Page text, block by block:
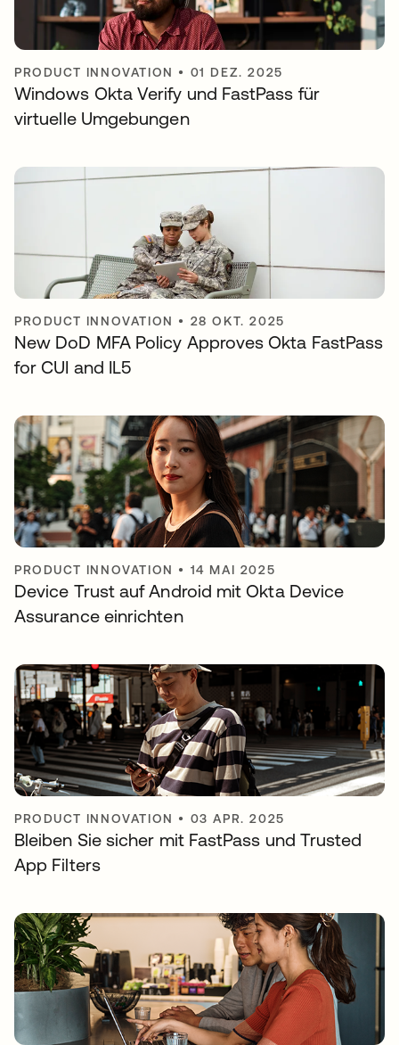
PRODUCT INNOVATION • 01 DEZ. 2025
Windows Okta Verify und FastPass für
virtuelle Umgebungen
PRODUCT INNOVATION • 28 OKT. 2025
New DoD MFA Policy Approves Okta FastPass
for CUI and IL5
PRODUCT INNOVATION • 14 MAI 2025
Device Trust auf Android mit Okta Device
Assurance einrichten
PRODUCT INNOVATION • 03 APR. 2025
Bleiben Sie sicher mit FastPass und Trusted
App Filters